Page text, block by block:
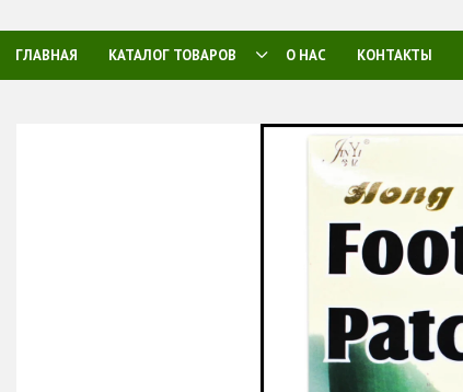
ГЛАВНАЯ КАТАЛОГ ТОВАРОВ О НАС КОНТАКТЫ